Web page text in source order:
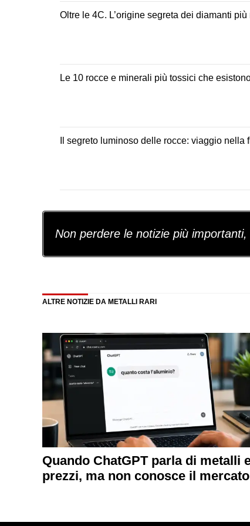
Oltre le 4C. L’origine segreta dei diamanti
Le 10 rocce e minerali più tossici che
Il segreto luminoso delle rocce: viaggio nella
Non perdere le notizie più importanti,
ALTRE NOTIZIE DA METALLI RARI
Quando ChatGPT parla di metalli
prezzi, ma non conosce il mercato